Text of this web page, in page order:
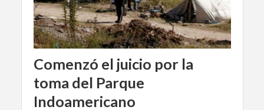
Comenzó el juicio por la
toma del Parque
Indoamericano